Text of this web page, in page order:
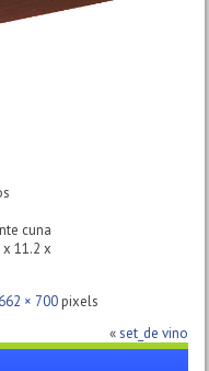
cuna
11.2 x
662 × 700pixels
«set_de vino